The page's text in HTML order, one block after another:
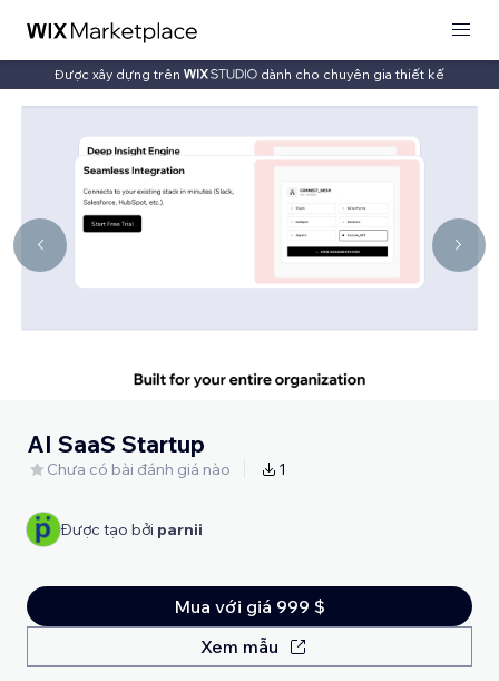
Được xây dựng trên dành cho chuyên gia thiết kế
AI SaaS Startup
Chưa có bài đánh giá nào 1
Được tạo bởi parnii
Mua với giá 999 $
Xem mẫu